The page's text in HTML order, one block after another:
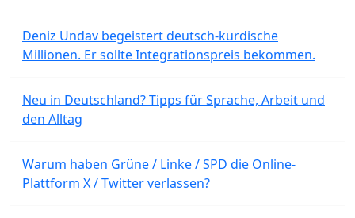
Deniz Undav begeistert deutsch-kurdische
Millionen. Er sollte Integrationspreis bekommen.
Neu in Deutschland? Tipps für Sprache, Arbeit und
den Alltag
Warum haben Grüne / Linke / SPD die Online-
Plattform X / Twitter verlassen?